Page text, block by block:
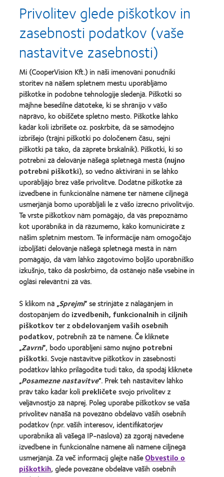
2010
Top
Workplaces
in
Bay
2012
&
2011
Healthiest
in
the
Bay
Area
Learn
more
about
Contact
Lens
Product
of
the
Year
Learn
more
about
Silmo
d’Or
best
product
award
with
MyDay™
Learn
more
about
Hermes
Creative
Awards
Learn
more
about
EyeVote
Readers’
Choice
Awards
Naši izdelki
Poiščite svoje kontaktne leče
Tehnologija kontaktnih leč
Najdite Optika
Nov uporabnik
Izkušen uporabnik
O družbi CooperVision
Zaposlitev pri družbi CooperVision
Središče za novice
Stik z nami
Legal
Pogoji zagotavljanja storitev
Pravilnik o piškotkih
Pravilnik o varovanju zasebnosti
Privolitev glede piškotkov in
zasebnosti podatkov (vaše
nastavitve zasebnosti)
Mi (CooperVision Kft.) in naši imenovani ponudniki
storitev na našem spletnem mestu uporabljamo
piškotke in podobne tehnologije sledenja. Piškotki so
majhne besedilne datoteke, ki se shranijo v vašo
napravo, ko obiščete spletno mesto. Piškotke lahko
kadar koli izbrišete oz. poskrbite, da se samodejno
izbrišejo (trajni piškotki po določenem času, sejni
piškotki pa tako, da zaprete brskalnik). Piškotki, ki so
potrebni za delovanje našega spletnega mesta (nujno
potrebni piškotki), so vedno aktivirani in se lahko
uporabljajo brez vaše privolitve. Dodatne piškotke za
izvedbene in funkcionalne namene ter namene ciljnega
usmerjanja bomo uporabljali le z vašo izrecno privolitvijo.
Te vrste piškotkov nam pomagajo, da vas prepoznamo
kot uporabnika in da razumemo, kako komunicirate z
našim spletnim mestom. Te informacije nam omogočajo
izboljšati delovanje našega spletnega mesta in nam
pomagajo, da vam lahko zagotovimo boljšo uporabniško
izkušnjo, tako da poskrbimo, da ostanejo naše vsebine in
oglasi relevantni za vas.
S klikom na „Sprejmi“ se strinjate z nalaganjem in
dostopanjem do izvedbenih, funkcionalnih inciljnih
piškotkovter zobdelovanjem vaših osebnih
podatkov, potrebnih za te namene. Če kliknete
„Zavrni“, bodo uporabljeni samo nujno potrebni
piškotki. Svoje nastavitve piškotkov in zasebnosti
podatkov lahko prilagodite tudi tako, da spodaj kliknete
„Posamezne nastavitve“. Prek teh nastavitev lahko
prav tako kadar koli prekličetesvojo privolitev z
veljavnostjo za naprej. Poleg uporabe piškotkov se vaša
privolitev nanaša na povezano obdelavo vaših osebnih
podatkov (npr. vaših interesov, identifikatorjev
uporabnika ali vašega IP-naslova) za zgoraj navedene
izvedbene in funkcionalne namene ali namene ciljnega
usmerjanja. Za več informacij glejte našeObvestilo o
piškotkih, glede povezane obdelave vaših osebnih